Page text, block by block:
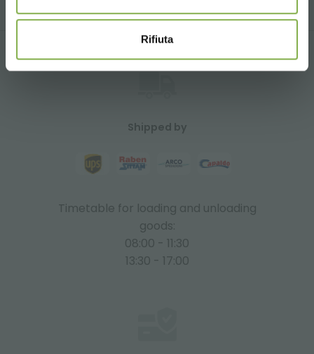
Rifiuta
Shipped by
Timetable for loading and unloading
goods:
08:00 - 11:30
13:30 - 17:00